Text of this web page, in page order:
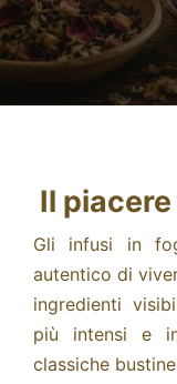
Fidelity Card
Il
Gli infusi in
autentico di
ingredienti
più intensi e
classiche